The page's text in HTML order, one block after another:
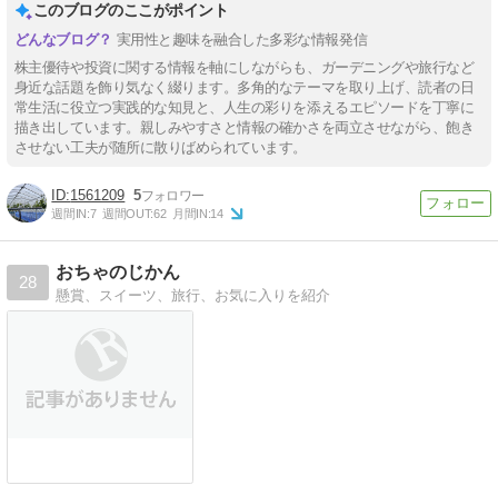
このブログのここがポイント
実用性と趣味を融合した多彩な情報発信
株主優待や投資に関する情報を軸にしながらも、ガーデニングや旅行など
身近な話題を飾り気なく綴ります。多角的なテーマを取り上げ、読者の日
常生活に役立つ実践的な知見と、人生の彩りを添えるエピソードを丁寧に
描き出しています。親しみやすさと情報の確かさを両立させながら、飽き
させない工夫が随所に散りばめられています。
1561209 5
週間IN:7 週間OUT:62 月間IN:14
28
おちゃのじかん
懸賞、スイーツ、旅行、お気に入りを紹介